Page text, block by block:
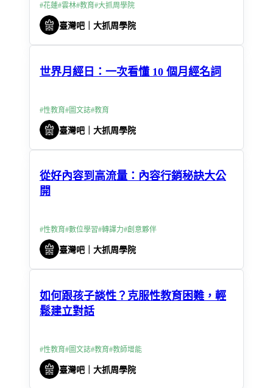
#花蓮#雲林#教育#大抓周學院
臺灣吧｜大抓周學院
世界月經日：一次看懂 10 個月經名詞
#性教育#圖文誌#教育
臺灣吧｜大抓周學院
從好內容到高流量：內容行銷秘訣大公
開
#性教育#數位學習#轉譯力#創意夥伴
臺灣吧｜大抓周學院
如何跟孩子談性？克服性教育困難，輕
鬆建立對話
#性教育#圖文誌#教育#教師增能
臺灣吧｜大抓周學院